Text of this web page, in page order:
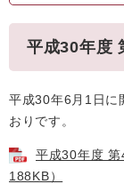
平成30年度
平成30年6月1日に
おりです。
平成30年度 第
188KB）